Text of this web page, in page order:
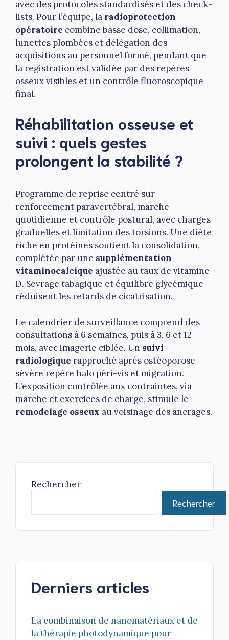
avec des protocoles standardisés et des check-
lists. Pour l’équipe, la radioprotection
opératoire combine basse dose, collimation,
lunettes plombées et délégation des
acquisitions au personnel formé, pendant que
la registration est validée par des repères
osseux visibles et un contrôle fluoroscopique
final.
Réhabilitation osseuse et
suivi : quels gestes
prolongent la stabilité ?
Programme de reprise centré sur
renforcement paravertébral, marche
quotidienne et contrôle postural, avec charges
graduelles et limitation des torsions. Une diète
riche en protéines soutient la consolidation,
complétée par une supplémentation
vitaminocalcique ajustée au taux de vitamine
D. Sevrage tabagique et équilibre glycémique
réduisent les retards de cicatrisation.
Le calendrier de surveillance comprend des
consultations à 6 semaines, puis à 3, 6 et 12
mois, avec imagerie ciblée. Un suivi
radiologique rapproché après ostéoporose
sévère repère halo péri-vis et migration.
L’exposition contrôlée aux contraintes, via
marche et exercices de charge, stimule le
remodelage osseux au voisinage des ancrages.
Rechercher
Rechercher
Derniers articles
La combinaison de nanomatériaux et de
la thérapie photodynamique pour